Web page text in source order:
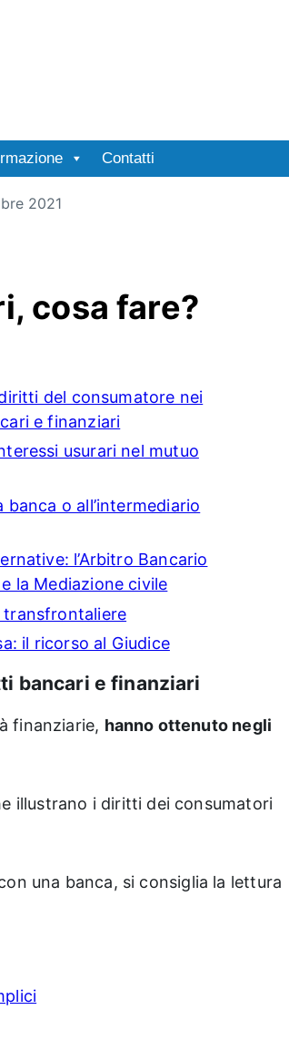
Contatti
2021
cosa fare?
del consumatore nei
e finanziari
usurari nel mutuo
banca o all’intermediario
l’Arbitro Bancario
la Mediazione civile
transfrontaliere
il ricorso al Giudice
bancari e finanziari
finanziarie, hanno ottenuto negli
illustrano i diritti dei consumatori
una banca, si consiglia la lettura